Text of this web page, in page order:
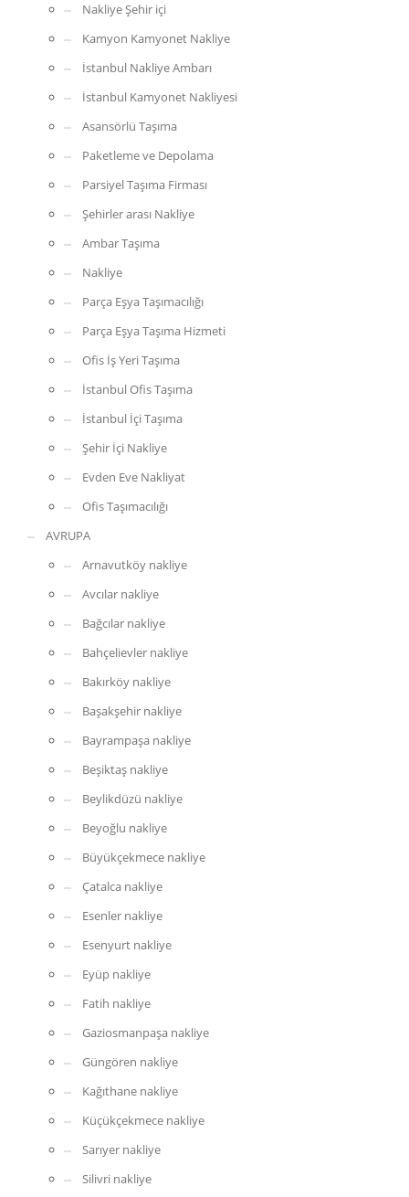
Nakliye Şehir içi
Kamyon Kamyonet Nakliye
İstanbul Nakliye Ambarı
İstanbul Kamyonet Nakliyesi
Asansörlü Taşıma
Paketleme ve Depolama
Parsiyel Taşıma Firması
Şehirler arası Nakliye
Ambar Taşıma
Nakliye
Parça Eşya Taşımacılığı
Parça Eşya Taşıma Hizmeti
Ofis İş Yeri Taşıma
İstanbul Ofis Taşıma
İstanbul İçi Taşıma
Şehir İçi Nakliye
Evden Eve Nakliyat
Ofis Taşımacılığı
AVRUPA
Arnavutköy nakliye
Avcılar nakliye
Bağcılar nakliye
Bahçelievler nakliye
Bakırköy nakliye
Başakşehir nakliye
Bayrampaşa nakliye
Beşiktaş nakliye
Beylikdüzü nakliye
Beyoğlu nakliye
Büyükçekmece nakliye
Çatalca nakliye
Esenler nakliye
Esenyurt nakliye
Eyüp nakliye
Fatih nakliye
Gaziosmanpaşa nakliye
Güngören nakliye
Kağıthane nakliye
Küçükçekmece nakliye
Sarıyer nakliye
Silivri nakliye